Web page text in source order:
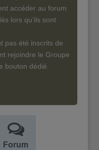
accéder au forum
lors qu’ils sont
pas été inscrits de
rejoindre le Groupe
bouton dédié.
Forum